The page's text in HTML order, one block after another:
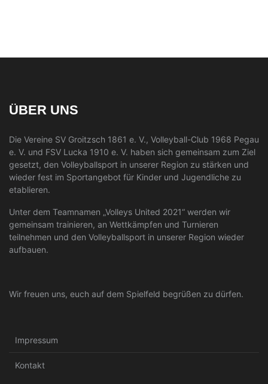
ÜBER UNS
Die Vereine SV Groitzsch 1861 e. V., Volleyball-Club 1968 Pegau
e. V. und FSV Lucka 1910 e. V. haben sich gemeinsam zum Ziel
gesetzt, den Volleyballsport in unserer Region zu stärken und
wieder fest im Sportangebot für Kinder und Jugendliche zu
etablieren.
Unter dem Teamnamen „Volleys United 2021“ werden wir
gemeinsam trainieren, an Wettkämpfen und Turnieren
teilnehmen und den Volleyballsport in unserer Region wieder
aufbauen.
Wir freuen uns, euch auf dem Spielfeld begrüßen zu dürfen.
Impressum
Kontakt